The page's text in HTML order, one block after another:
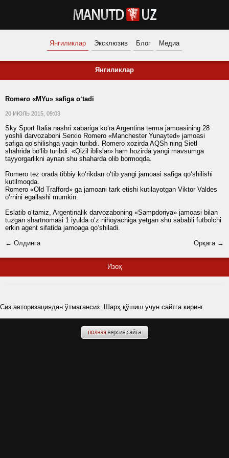
Янгиликлар Эксклюзив Блог Медиа
Янгиликлар
Romero «MYu» safiga o‘tadi
20 ИЮЛЬ 2015, 09:03
Sky Sport Italia nashri xabariga ko‘ra Argentina terma jamoasining 28
yoshli darvozaboni Serxio Romero «Manchester Yunayted» jamoasi
safiga qo‘shilishga yaqin turibdi. Romero xozirda AQSh ning Sietl
shahrida bo‘lib turibdi. «Qizil iblislar» ham hozirda yangi mavsumga
tayyorgarlikni aynan shu shaharda olib bormoqda.
Romero tez orada tibbiy ko‘rikdan o‘tib yangi jamoasi safiga qo‘shilishi
kutilmoqda.
Romero «Old Trafford» ga jamoani tark etishi kutilayotgan Viktor Valdes
o‘rnini egallashi mumkin.
Eslatib o‘tamiz, Argentinalik darvozaboning «Sampdoriya» jamoasi bilan
tuzgan shartnomasi 1 iyulda o‘z nihoyachiga yetgan shu sababli futbolchi
erkin agent sifatida jamoaga qo‘shiladi.
← Олдинга
Орқага →
Изоҳ
Сиз авторизациядан ўтмагансиз. Шарҳ қўшиш учун сайтга киринг.